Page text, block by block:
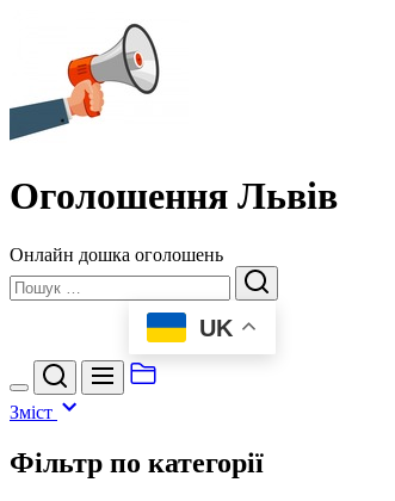
Оголошення Львів
Онлайн дошка оголошень
Пошук
UK
Зміст
Фільтр по категорії